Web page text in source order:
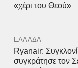
«χέρι του Θεού»
ΕΛΛΑΔΑ
Ryanair:
συγκράτησε τον